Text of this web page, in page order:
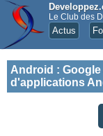
Le Club des
Actus
Android :
d'applications